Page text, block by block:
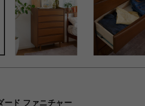
ード ファニチャー